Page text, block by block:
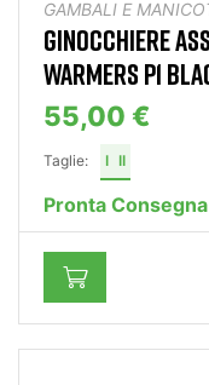
GAMBALI E
GINOCCHIERE
WARMERS P1
55,00 €
Taglie: I II
Pronta Consegna